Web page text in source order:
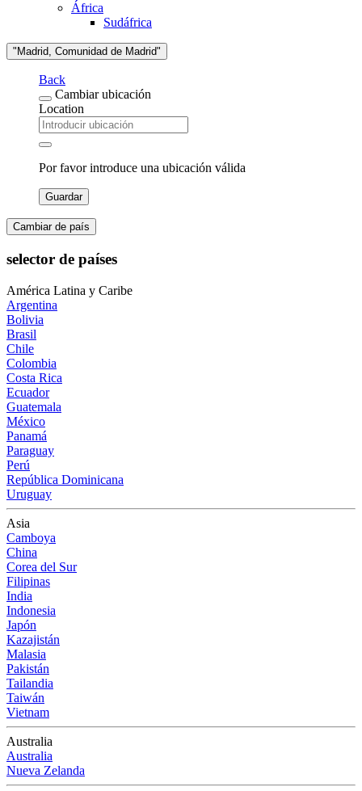
África
Sudáfrica
"Madrid, Comunidad de Madrid"
Back
Cambiar ubicación
Location
Por favor introduce una ubicación válida
Guardar
Cambiar de país
selector de países
América Latina y Caribe
Argentina
Bolivia
Brasil
Chile
Colombia
Costa Rica
Ecuador
Guatemala
México
Panamá
Paraguay
Perú
República Dominicana
Uruguay
Asia
Camboya
China
Corea del Sur
Filipinas
India
Indonesia
Japón
Kazajistán
Malasia
Pakistán
Tailandia
Taiwán
Vietnam
Australia
Australia
Nueva Zelanda